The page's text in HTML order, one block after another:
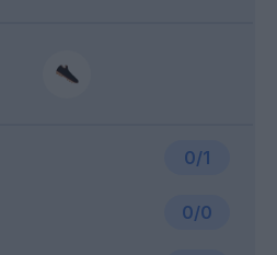
0/1
0/0